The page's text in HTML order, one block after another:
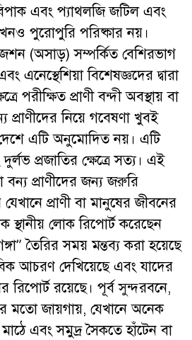
এবং প্যাথলজি জটিল এবং
পুরোপুরি পরিষ্কার নয়।
(অসাড়) সম্পর্কিত বেশিরভাগ
এনেস্থেশিয়া বিশেষজ্ঞদের দ্বারা
পরীক্ষিত প্রাণী বন্দী অবস্থায় বা
প্রাণীদের নিয়ে গবেষণা খুবই
এটি অনুমোদিত নয়। এটি
প্রজাতির ক্ষেত্রে সত্য। এই
প্রাণীদের জন্য জরুরি
প্রাণী বা মানুষের জীবনের
স্থানীয় লোক রিপোর্ট করেছেন
তৈরির সময় মন্তব্য করা হয়েছে
আচরণ দেখিয়েছে এবং যাদের
রয়েছে। পূর্ব সুন্দরবনে,
মতো জায়গায়, যেখানে অনেক
এবং সমুদ্র সৈকতে হাঁটেন বা